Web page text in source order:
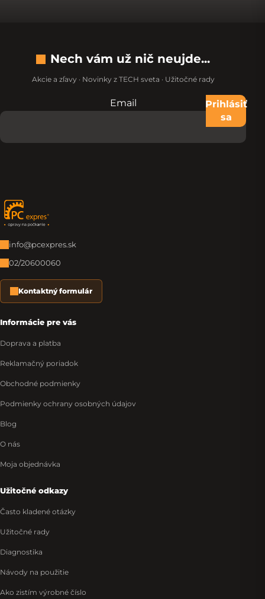
Nech vám už nič neujde...
Akcie a zľavy · Novinky z TECH sveta · Užitočné rady
Nevypĺňajte toto pole:
Email
Prihlásiť
sa
Zápätie
info@pcexpres.sk
02/20600060
Kontaktný formulár
Informácie pre vás
Doprava a platba
Reklamačný poriadok
Obchodné podmienky
Podmienky ochrany osobných údajov
Blog
O nás
Moja objednávka
Užitočné odkazy
Často kladené otázky
Užitočné rady
Diagnostika
Návody na použitie
Ako zistím výrobné číslo